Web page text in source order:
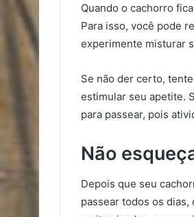
Quando o cachorro
Para isso, você pode
experimente misturar
Se não der certo,
estimular seu apetite.
para passear, pois
Não
Depois que seu
passear todos os